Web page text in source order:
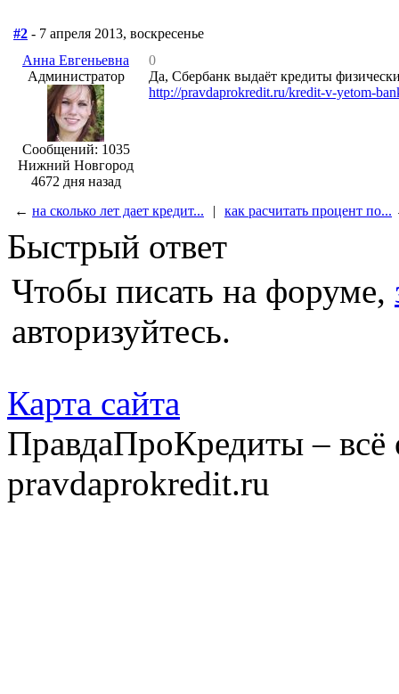
#2 - 7 апреля 2013, воскресенье
Анна Евгеньевна
Администратор
Сообщений: 1035
Нижний Новгород
4672 дня назад
0
Да, Сбербанк выдаёт кредиты
http://pravdaprokredit.ru/kredit-v-yetom-
← на сколько лет дает кредит... | как расчитать процент по...
Быстрый ответ
Чтобы писать на форуме,
авторизуйтесь.
Карта сайта
ПравдаПроКредиты –
pravdaprokredit.ru